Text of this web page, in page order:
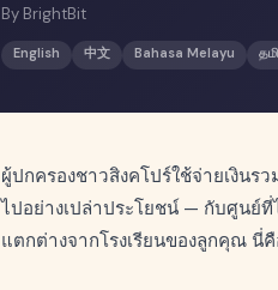
By BrightBit
English 中文 Bahasa Melayu
ผู้ปกครองชาวสิงคโปร์ใช้จ่ายเงิน
ไปอย่างเปล่าประโยชน์ — กับศูนย์
แตกต่างจากโรงเรียนของลูกคุณ นี่